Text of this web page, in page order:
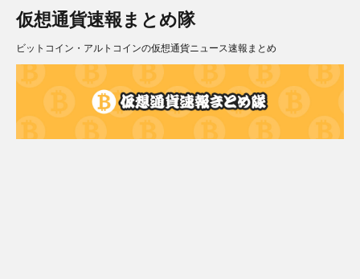
仮想通貨速報まとめ隊
ビットコイン・アルトコインの仮想通貨ニュース速報まとめ